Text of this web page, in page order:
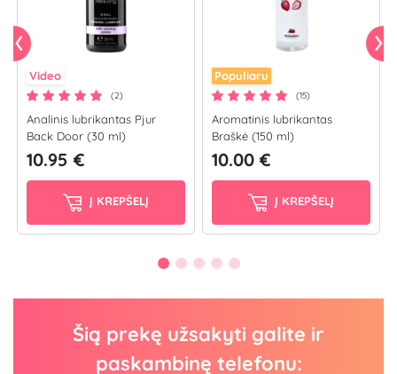
Video
(2)
Analinis lubrikantas Pjur
Back Door (30 ml)
10.95 €
Į KREPŠELĮ
Populiaru
(15)
Aromatinis lubrikantas
Braškė (150 ml)
10.00 €
Į KREPŠELĮ
Šią prekę užsakyti galite ir
paskambinę telefonu: